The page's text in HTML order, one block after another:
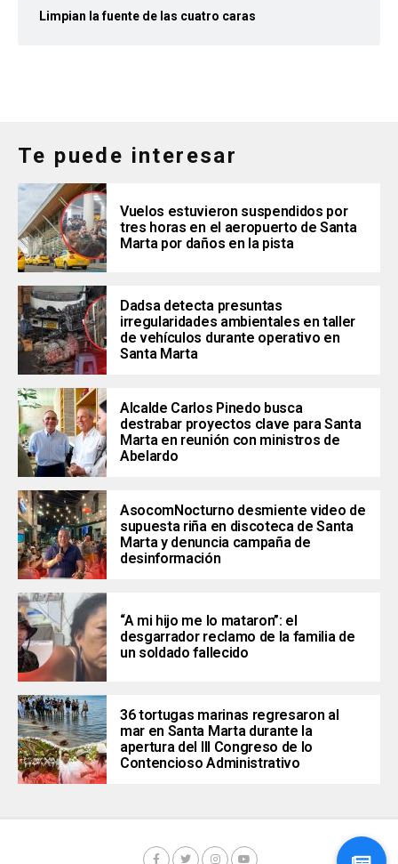
Limpian la fuente de las cuatro caras
Te puede interesar
Vuelos estuvieron suspendidos por
tres horas en el aeropuerto de Santa
Marta por daños en la pista
Dadsa detecta presuntas
irregularidades ambientales en taller
de vehículos durante operativo en
Santa Marta
Alcalde Carlos Pinedo busca
destrabar proyectos clave para Santa
Marta en reunión con ministros de
Abelardo
AsocomNocturno desmiente video de
supuesta riña en discoteca de Santa
Marta y denuncia campaña de
desinformación
“A mi hijo me lo mataron”: el
desgarrador reclamo de la familia de
un soldado fallecido
36 tortugas marinas regresaron al
mar en Santa Marta durante la
apertura del III Congreso de lo
Contencioso Administrativo